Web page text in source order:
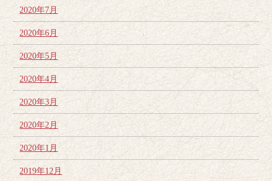
2020年7月
2020年6月
2020年5月
2020年4月
2020年3月
2020年2月
2020年1月
2019年12月